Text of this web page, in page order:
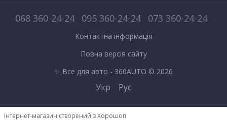
068 360-24-24 095 360-24-24 073 360-24-24
Контактна інформація
Повна версія сайту
✨ Все для авто - 360AUTO © 2026
Укр Рус
Інтернет-магазин створений з Хорошоп